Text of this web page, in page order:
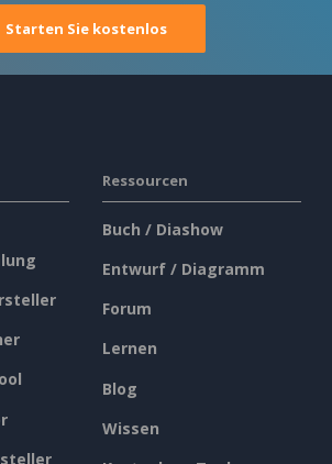
Starten Sie kostenlos
Ressourcen
Buch / Diashow
Entwurf / Diagramm
Forum
Lernen
Blog
Wissen